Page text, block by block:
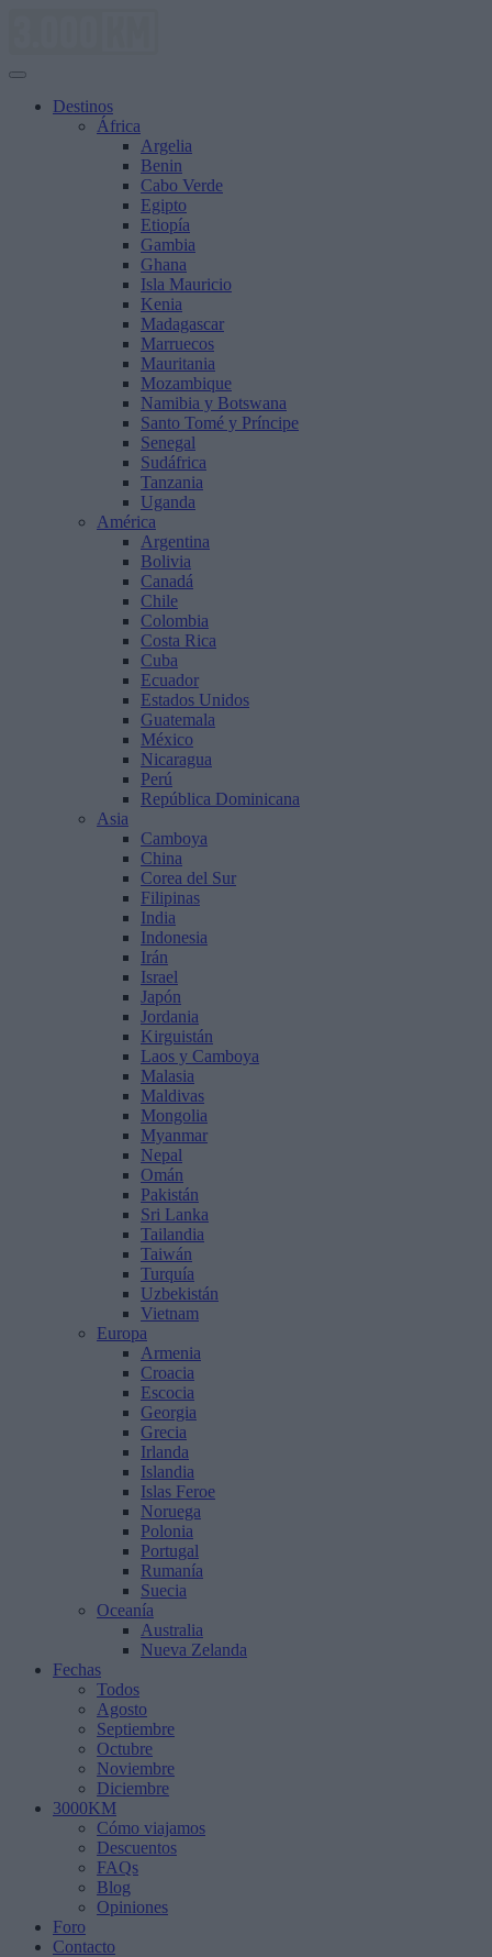
Destinos
África
Argelia
Benin
Cabo Verde
Egipto
Etiopía
Gambia
Ghana
Isla Mauricio
Kenia
Madagascar
Marruecos
Mauritania
Mozambique
Namibia y Botswana
Santo Tomé y Príncipe
Senegal
Sudáfrica
Tanzania
Uganda
América
Argentina
Bolivia
Canadá
Chile
Colombia
Costa Rica
Cuba
Ecuador
Estados Unidos
Guatemala
México
Nicaragua
Perú
República Dominicana
Asia
Camboya
China
Corea del Sur
Filipinas
India
Indonesia
Irán
Israel
Japón
Jordania
Kirguistán
Laos y Camboya
Malasia
Maldivas
Mongolia
Myanmar
Nepal
Omán
Pakistán
Sri Lanka
Tailandia
Taiwán
Turquía
Uzbekistán
Vietnam
Europa
Armenia
Croacia
Escocia
Georgia
Grecia
Irlanda
Islandia
Islas Feroe
Noruega
Polonia
Portugal
Rumanía
Suecia
Oceanía
Australia
Nueva Zelanda
Fechas
Todos
Agosto
Septiembre
Octubre
Noviembre
Diciembre
3000KM
Cómo viajamos
Descuentos
FAQs
Blog
Opiniones
Foro
Contacto